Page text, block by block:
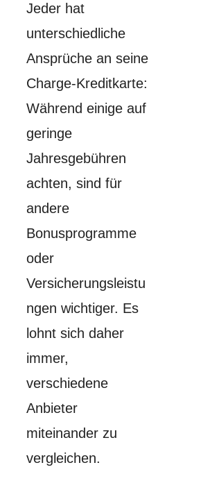
Jeder hat
unterschiedliche
Ansprüche an seine
Charge-Kreditkarte:
Während einige auf
geringe
Jahresgebühren
achten, sind für
andere
Bonusprogramme
oder
Versicherungsleistu
ngen wichtiger. Es
lohnt sich daher
immer,
verschiedene
Anbieter
miteinander zu
vergleichen.